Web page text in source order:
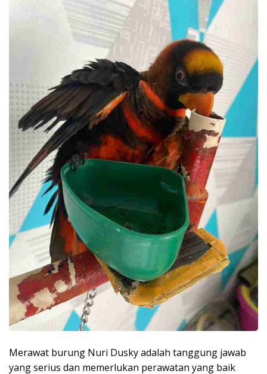
Merawat burung Nuri Dusky adalah tanggung jawab
yang serius dan memerlukan perawatan yang baik